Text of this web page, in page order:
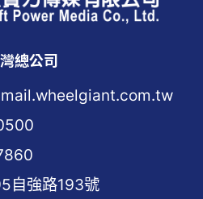
總公司
自強路193號